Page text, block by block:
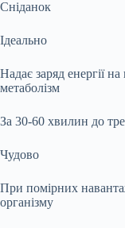
Сніданок
Ідеально
Надає заряд енергії
метаболізм
За 30-60 хвилин до
Чудово
При помірних
організму